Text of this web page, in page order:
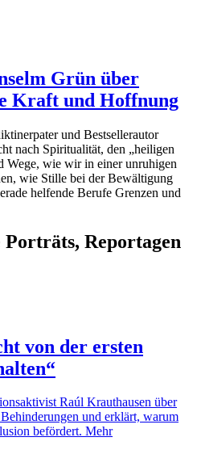
Grün über
Kraft und Hoffnung
und Bestsellerautor
nach Spiritualität, den „heiligen
Wege, wie wir in einer unruhigen
wie Stille bei der Bewältigung
helfende Berufe Grenzen und
Porträts, Reportagen
von der ersten
Raúl Krauthausen über
und erklärt, warum
befördert. Mehr